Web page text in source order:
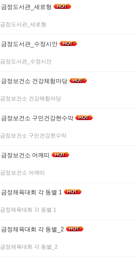
금정도서관_세로형
금정도서관_세로형
금정도서관_수정시안
금정도서관_수정시안
금정보건소 건강체험마당
금정보건소 건강체험마당
금정보건소 구민건강현수막
금정보건소 구민건강현수막
금정보건소 어깨띠
금정보건소 어깨띠
금정체육대회 각 동별 1
금정체육대회 각 동별 1
금정체육대회 각 동별_2
금정체육대회 각 동별_2